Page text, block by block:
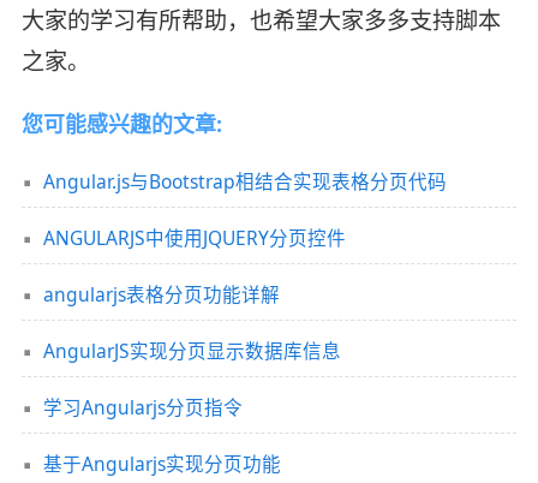
大家的学习有所帮助，也希望大家多多支持脚本
之家。
您可能感兴趣的文章:
Angular.js与Bootstrap相结合实现表格分页代码
ANGULARJS中使用JQUERY分页控件
angularjs表格分页功能详解
AngularJS实现分页显示数据库信息
学习Angularjs分页指令
基于Angularjs实现分页功能